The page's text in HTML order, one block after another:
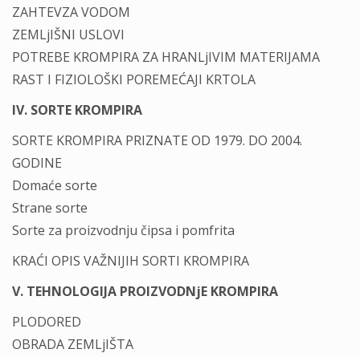
ZAHTEVZA VODOM
ZEMLjIŠNI USLOVI
POTREBE KROMPIRA ZA HRANLjIVIM MATERIJAMA
RAST I FIZIOLOŠKI POREMEĆAJI KRTOLA
IV. SORTE KROMPIRA
SORTE KROMPIRA PRIZNATE OD 1979. DO 2004.
GODINE
Domaće sorte
Strane sorte
Sorte za proizvodnju čipsa i pomfrita
KRAĆI OPIS VAŽNIJIH SORTI KROMPIRA
V. TEHNOLOGIJA PROIZVODNјE KROMPIRA
PLODORED
OBRADA ZEMLjIŠTA